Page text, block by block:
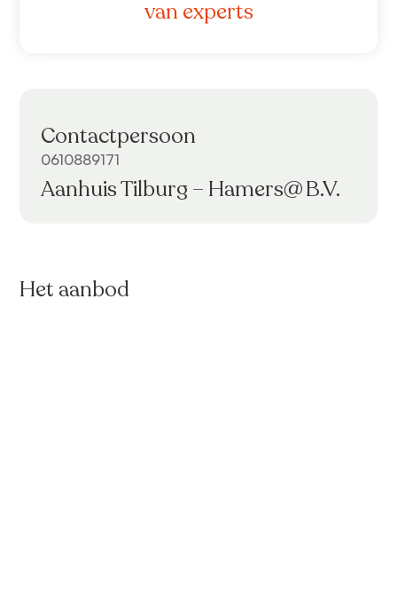
van experts
Aanhuis Tilburg – Hamers@ B.V.
Contactpersoon
0610889171
Het aanbod